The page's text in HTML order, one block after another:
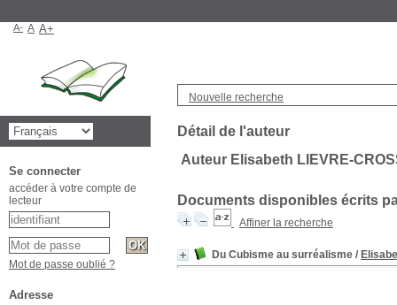
Nouvelle recherche
Détail de l'auteur
Auteur Elisabeth LIEVRE-
Documents disponibles écrits
Affiner la recherche
Du Cubisme au surréalisme /
A- A A+
Se connecter
accéder à votre compte de
lecteur
Mot de passe oublié ?
Adresse